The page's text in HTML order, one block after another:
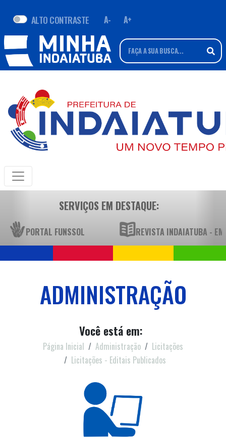
ALTO CONTRASTE A- A+
SERVIÇOS EM DESTAQUE:
PORTAL FUNSSOL REVISTA INDAIATUBA -
ADMINISTRAÇÃO
Você está em:
Página Inicial Administração
Licitações
Licitações - Editais Publicados